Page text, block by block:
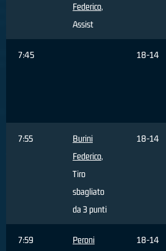
Federico,
Assist
7:45 18-14
7:55
Burini
Federico,
Tiro
sbagliato
da 3 punti
18-14
7:59
Peroni
18-14